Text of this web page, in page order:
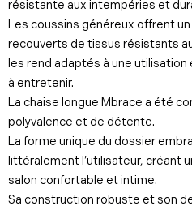
résistante aux intempéries et
Les coussins généreux offrent
recouverts de tissus résistants
les rend adaptés à une
à entretenir.
La chaise longue Mbrace a été
polyvalence et de détente.
La forme unique du dossier
littéralement l’utilisateur, créant
salon confortable et intime.
Sa construction robuste et son